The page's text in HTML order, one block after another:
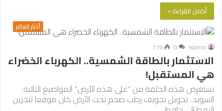
أكمل القراءة »
أخبار العالم
islamic
0
119
الاستثمار بالطاقة الشمسية.. الكهرباء الخضراء
هي المستقبل!
تستعرض هذه الحلقة من “على هذه الأرض” المواضيع التالية:
السويد.. تحويل تجويف رطب ضخم تحت الأرض كان موقعا لتخزين